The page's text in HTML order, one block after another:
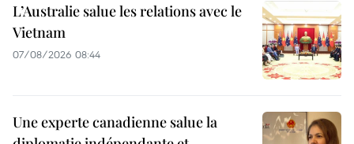
L’Australie salue les relations avec le
Vietnam
07/08/2026 08:44
Une experte canadienne salue la